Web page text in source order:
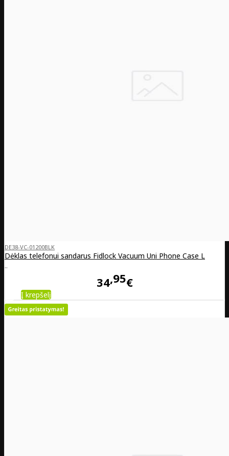
DE38-VC-01200BLK
Dėklas telefonui sandarus Fidlock Vacuum Uni Phone Case L
..
34 95€
Į krepšelį